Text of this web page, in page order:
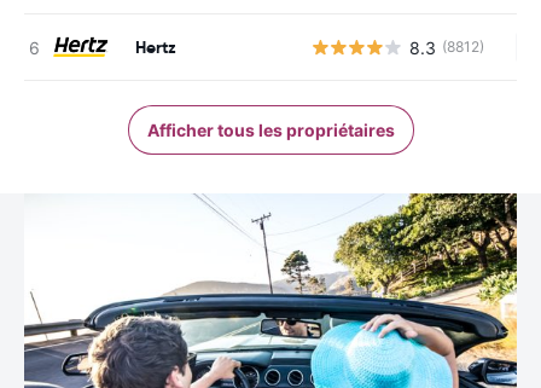
Hertz 8.3 (8812)
Afficher tous les propriétaires